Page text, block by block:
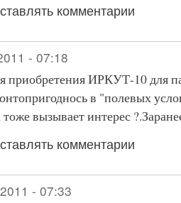
комментарии
- 07:18
приобретения ИРКУТ-10 для
в "полевых
вызывает интерес
комментарии
- 07:33